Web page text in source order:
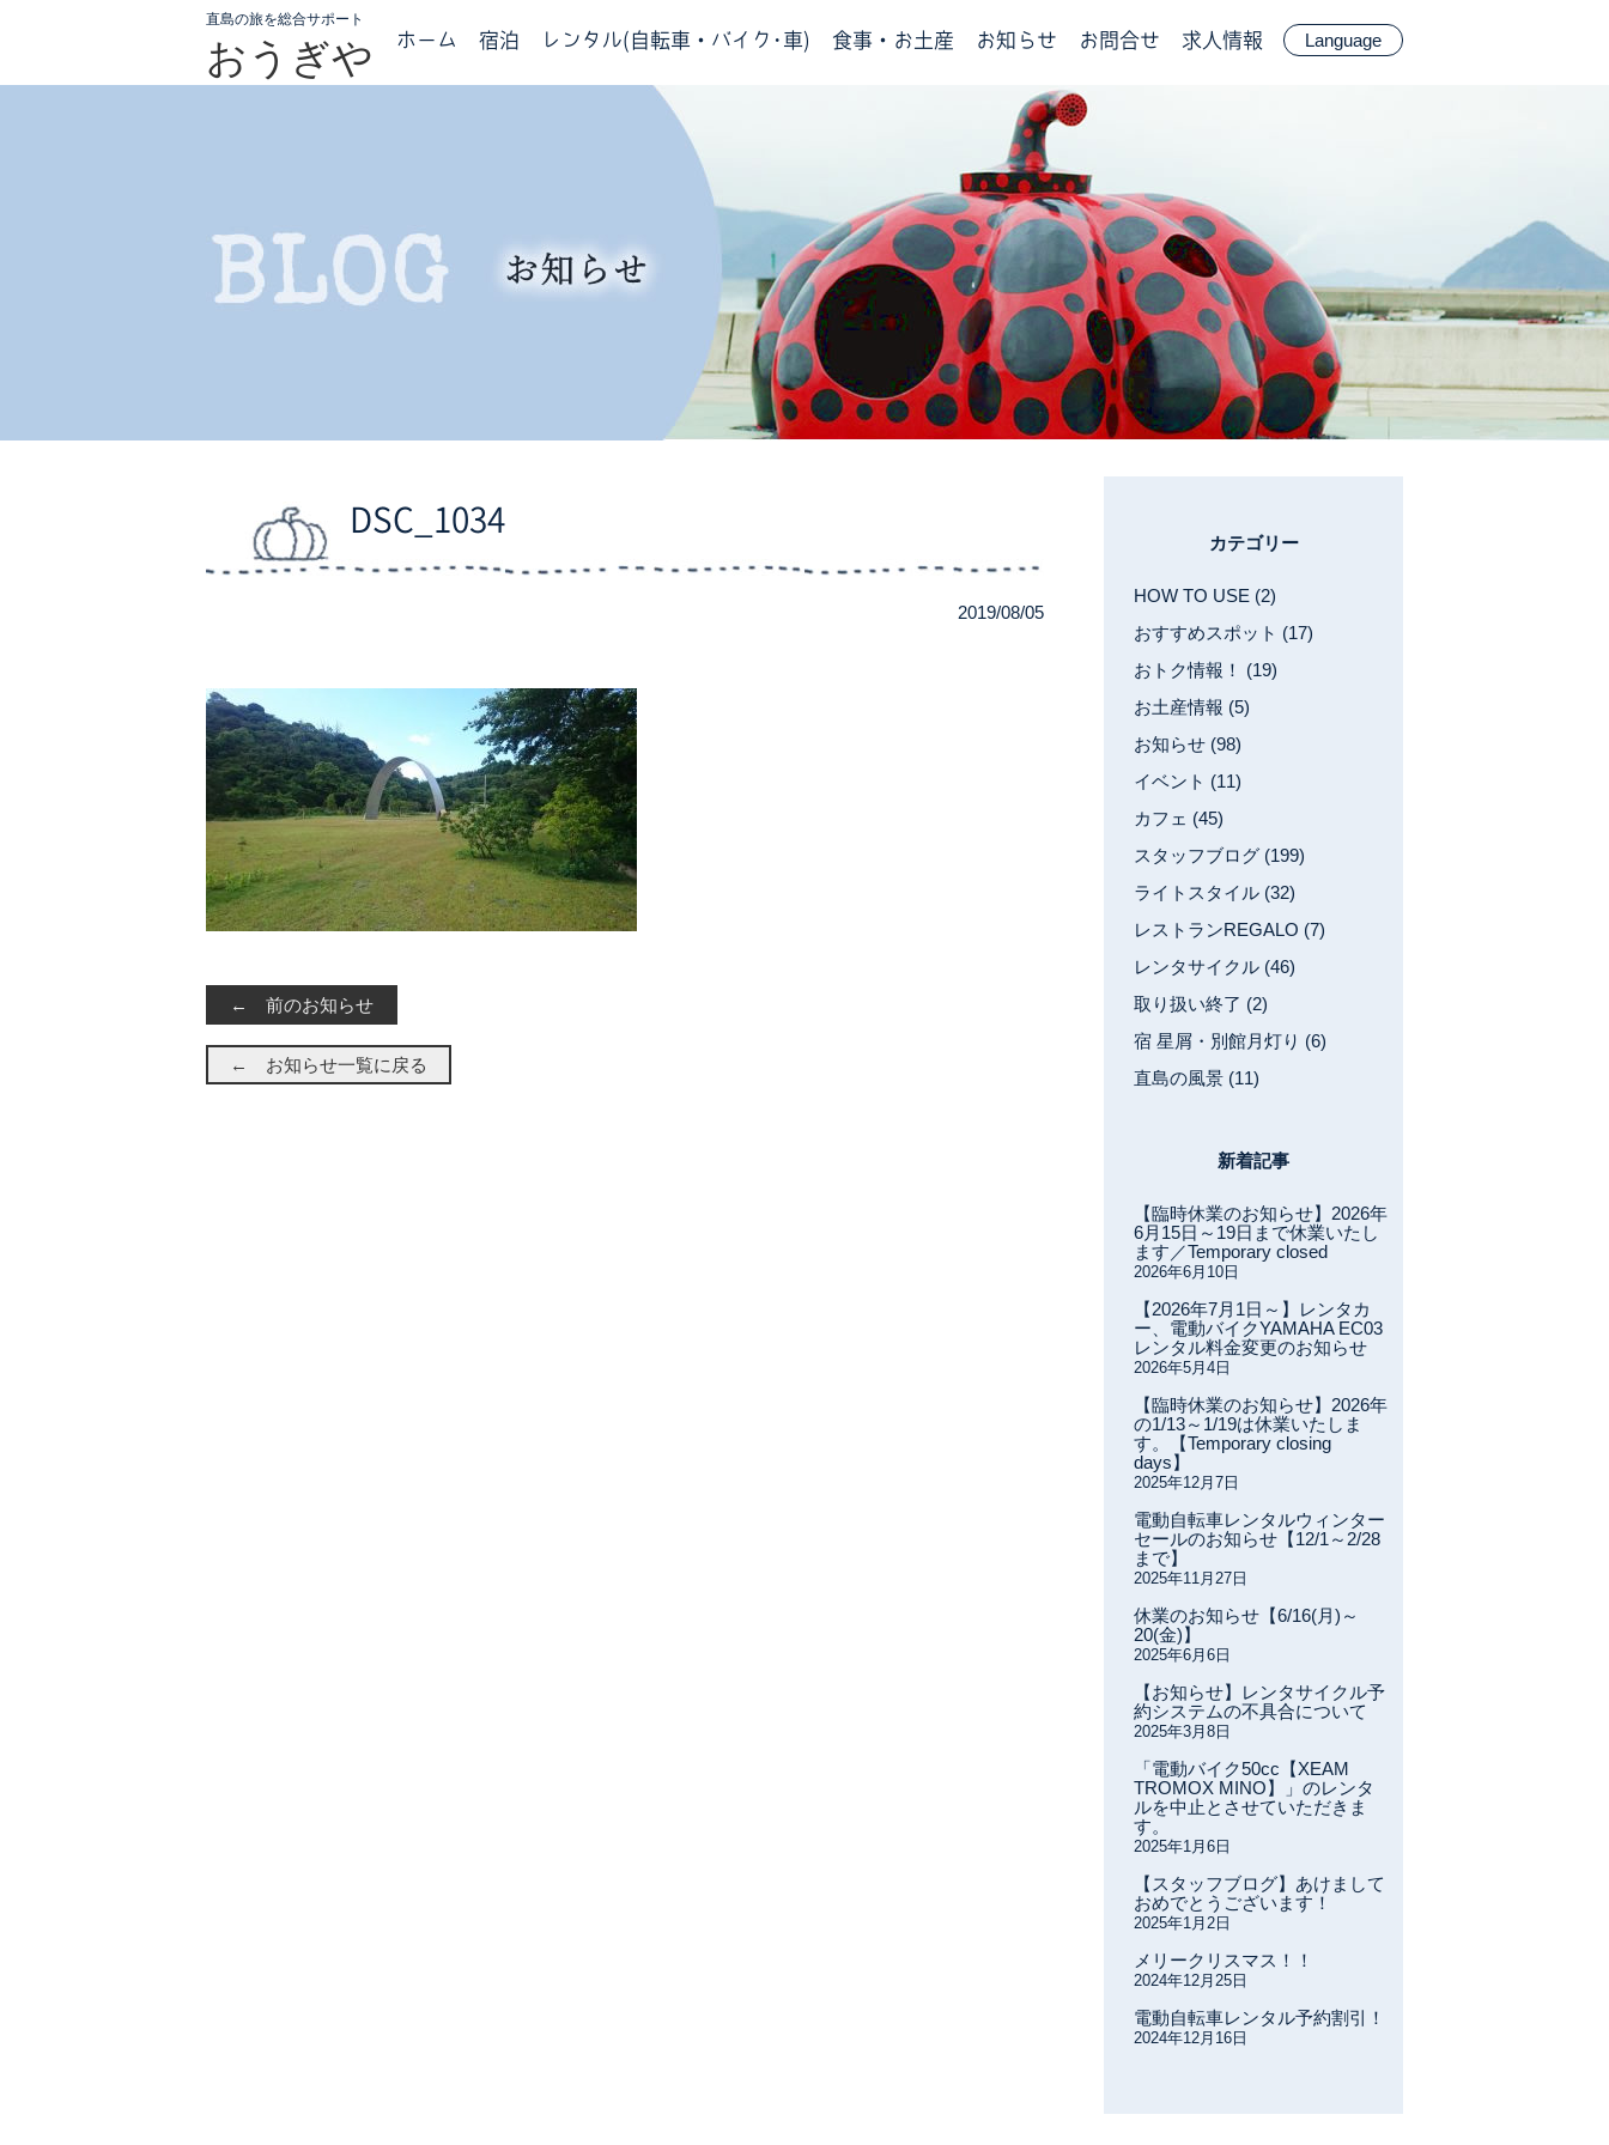
直島の旅を総合サポート
おうぎや ホーム 宿泊 レンタル(自転車・バイク･車) 食事・お土産 お知らせ お問合せ 求人情報 Language
DSC_1034
2019/08/05
← 前のお知らせ
← お知らせ一覧に戻る
カテゴリー
HOW TO USE (2)
おすすめスポット (17)
おトク情報！ (19)
お土産情報 (5)
お知らせ (98)
イベント (11)
カフェ (45)
スタッフブログ (199)
ライトスタイル (32)
レストランREGALO (7)
レンタサイクル (46)
取り扱い終了 (2)
宿 星屑・別館月灯り (6)
直島の風景 (11)
新着記事
【臨時休業のお知らせ】2026年
6月15日～19日まで休業いたし
ます／Temporary closed
2026年6月10日
【2026年7月1日～】レンタカ
ー、電動バイクYAMAHA EC03
レンタル料金変更のお知らせ
2026年5月4日
【臨時休業のお知らせ】2026年
の1/13～1/19は休業いたしま
す。【Temporary closing
days】
2025年12月7日
電動自転車レンタルウィンター
セールのお知らせ【12/1～2/28
まで】
2025年11月27日
休業のお知らせ【6/16(月)～
20(金)】
2025年6月6日
【お知らせ】レンタサイクル予
約システムの不具合について
2025年3月8日
「電動バイク50cc【XEAM
TROMOX MINO】」のレンタ
ルを中止とさせていただきま
す。
2025年1月6日
【スタッフブログ】あけまして
おめでとうございます！
2025年1月2日
メリークリスマス！！
2024年12月25日
電動自転車レンタル予約割引！
2024年12月16日